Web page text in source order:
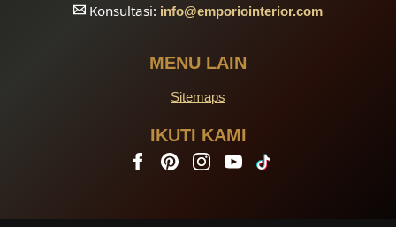
Konsultasi: info@emporiointerior.com
MENU LAIN
Sitemaps
IKUTI KAMI